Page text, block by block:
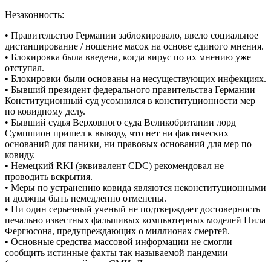
Незаконность:
• Правительство Германии заблокировало, ввело социальное
дистанцирование / ношение масок на основе единого мнения.
• Блокировка была введена, когда вирус по их мнению уже
отступал.
• Блокировки были основаны на несуществующих инфекциях.
• Бывший президент федерального правительства Германии
Конституционный суд усомнился в конституционности мер
по ковидному делу.
• Бывший судья Верховного суда Великобритании лорд
Сумпшион пришел к выводу, что нет ни фактических
оснований для паники, ни правовых оснований для мер по
ковиду.
• Немецкий RKI (эквивалент CDC) рекомендовал не
проводить вскрытия.
• Меры по устранению ковида являются неконституционными
и должны быть немедленно отменены.
• Ни один серьезный ученый не подтверждает достоверность
печально известных фальшивых компьютерных моделей Нила
Фергюсона, предупреждающих о миллионах смертей.
• Основные средства массовой информации не смогли
сообщить истинные факты так называемой пандемии